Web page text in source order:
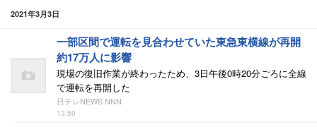
2021年3月3日
一部区間で運転を見合わせていた東急東横線が再開
約17万人に影響
現場の復旧作業が終わったため、3日午後0時20分ごろに全線
で運転を再開した
日テレNEWS NNN
13:50